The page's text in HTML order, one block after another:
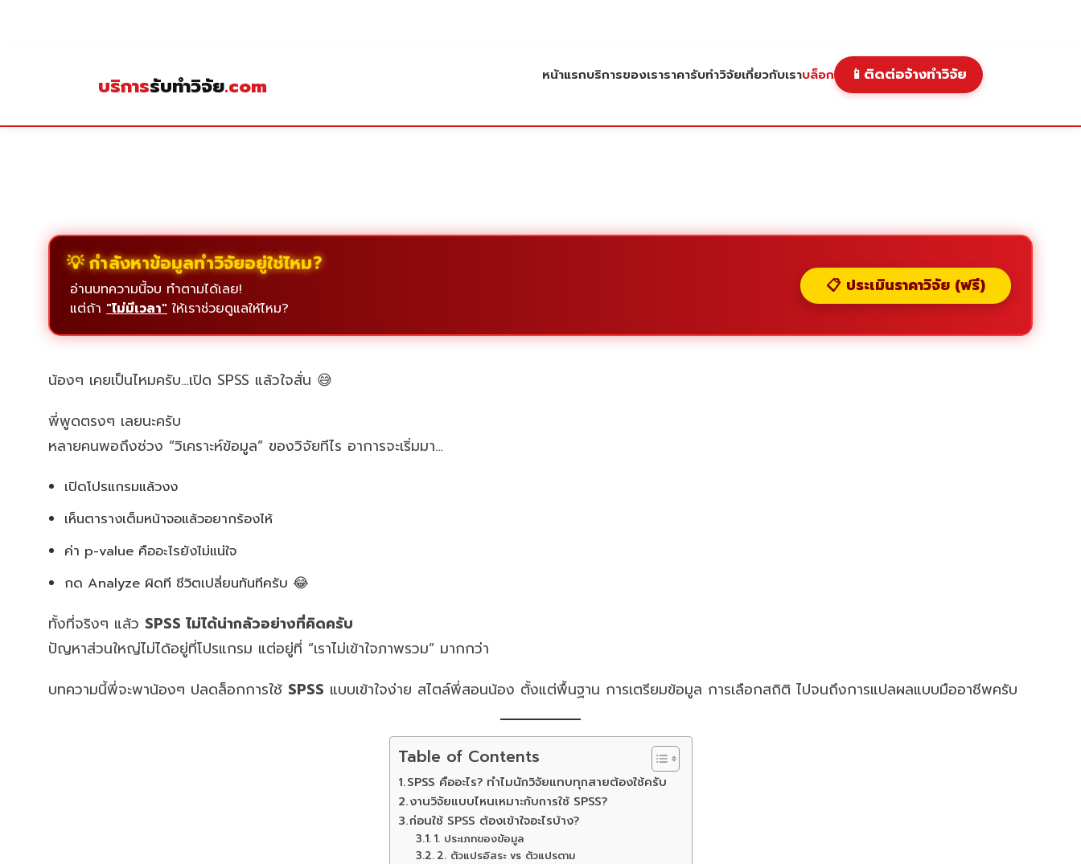
บริการรับทำวิจัย.com หน้าแรกบริการของเราราคารับทำวิจัยเกี่ยวกับเราบล็อก 📱 ติดต่อจ้างทำวิจัย
💡 กำลังหาข้อมูลทำวิจัยอยู่ใช่ไหม?
อ่านบทความนี้จบ ทำตามได้เลย!
แต่ถ้า "ไม่มีเวลา" ให้เราช่วยดูแลให้ไหม?
📋 ประเมินราคาวิจัย (ฟรี)
น้องๆ เคยเป็นไหมครับ…เปิด SPSS แล้วใจสั่น 😅
พี่พูดตรงๆ เลยนะครับ
หลายคนพอถึงช่วง “วิเคราะห์ข้อมูล” ของวิจัยทีไร อาการจะเริ่มมา…
เปิดโปรแกรมแล้วงง
เห็นตารางเต็มหน้าจอแล้วอยากร้องไห้
ค่า p-value คืออะไรยังไม่แน่ใจ
กด Analyze ผิดที ชีวิตเปลี่ยนทันทีครับ 😂
ทั้งที่จริงๆ แล้ว SPSS ไม่ได้น่ากลัวอย่างที่คิดครับ
ปัญหาส่วนใหญ่ไม่ได้อยู่ที่โปรแกรม แต่อยู่ที่ “เราไม่เข้าใจภาพรวม” มากกว่า
บทความนี้พี่จะพาน้องๆ ปลดล็อกการใช้ SPSS แบบเข้าใจง่าย สไตล์พี่สอนน้อง ตั้งแต่พื้นฐาน การเตรียมข้อมูล การเลือกสถิติ ไปจนถึงการแปลผลแบบมืออาชีพครับ
Table of Contents
SPSS คืออะไร? ทำไมนักวิจัยแทบทุกสายต้องใช้ครับ
งานวิจัยแบบไหนเหมาะกับการใช้ SPSS?
ก่อนใช้ SPSS ต้องเข้าใจอะไรบ้าง?
1. ประเภทของข้อมูล
2. ตัวแปรอิสระ vs ตัวแปรตาม